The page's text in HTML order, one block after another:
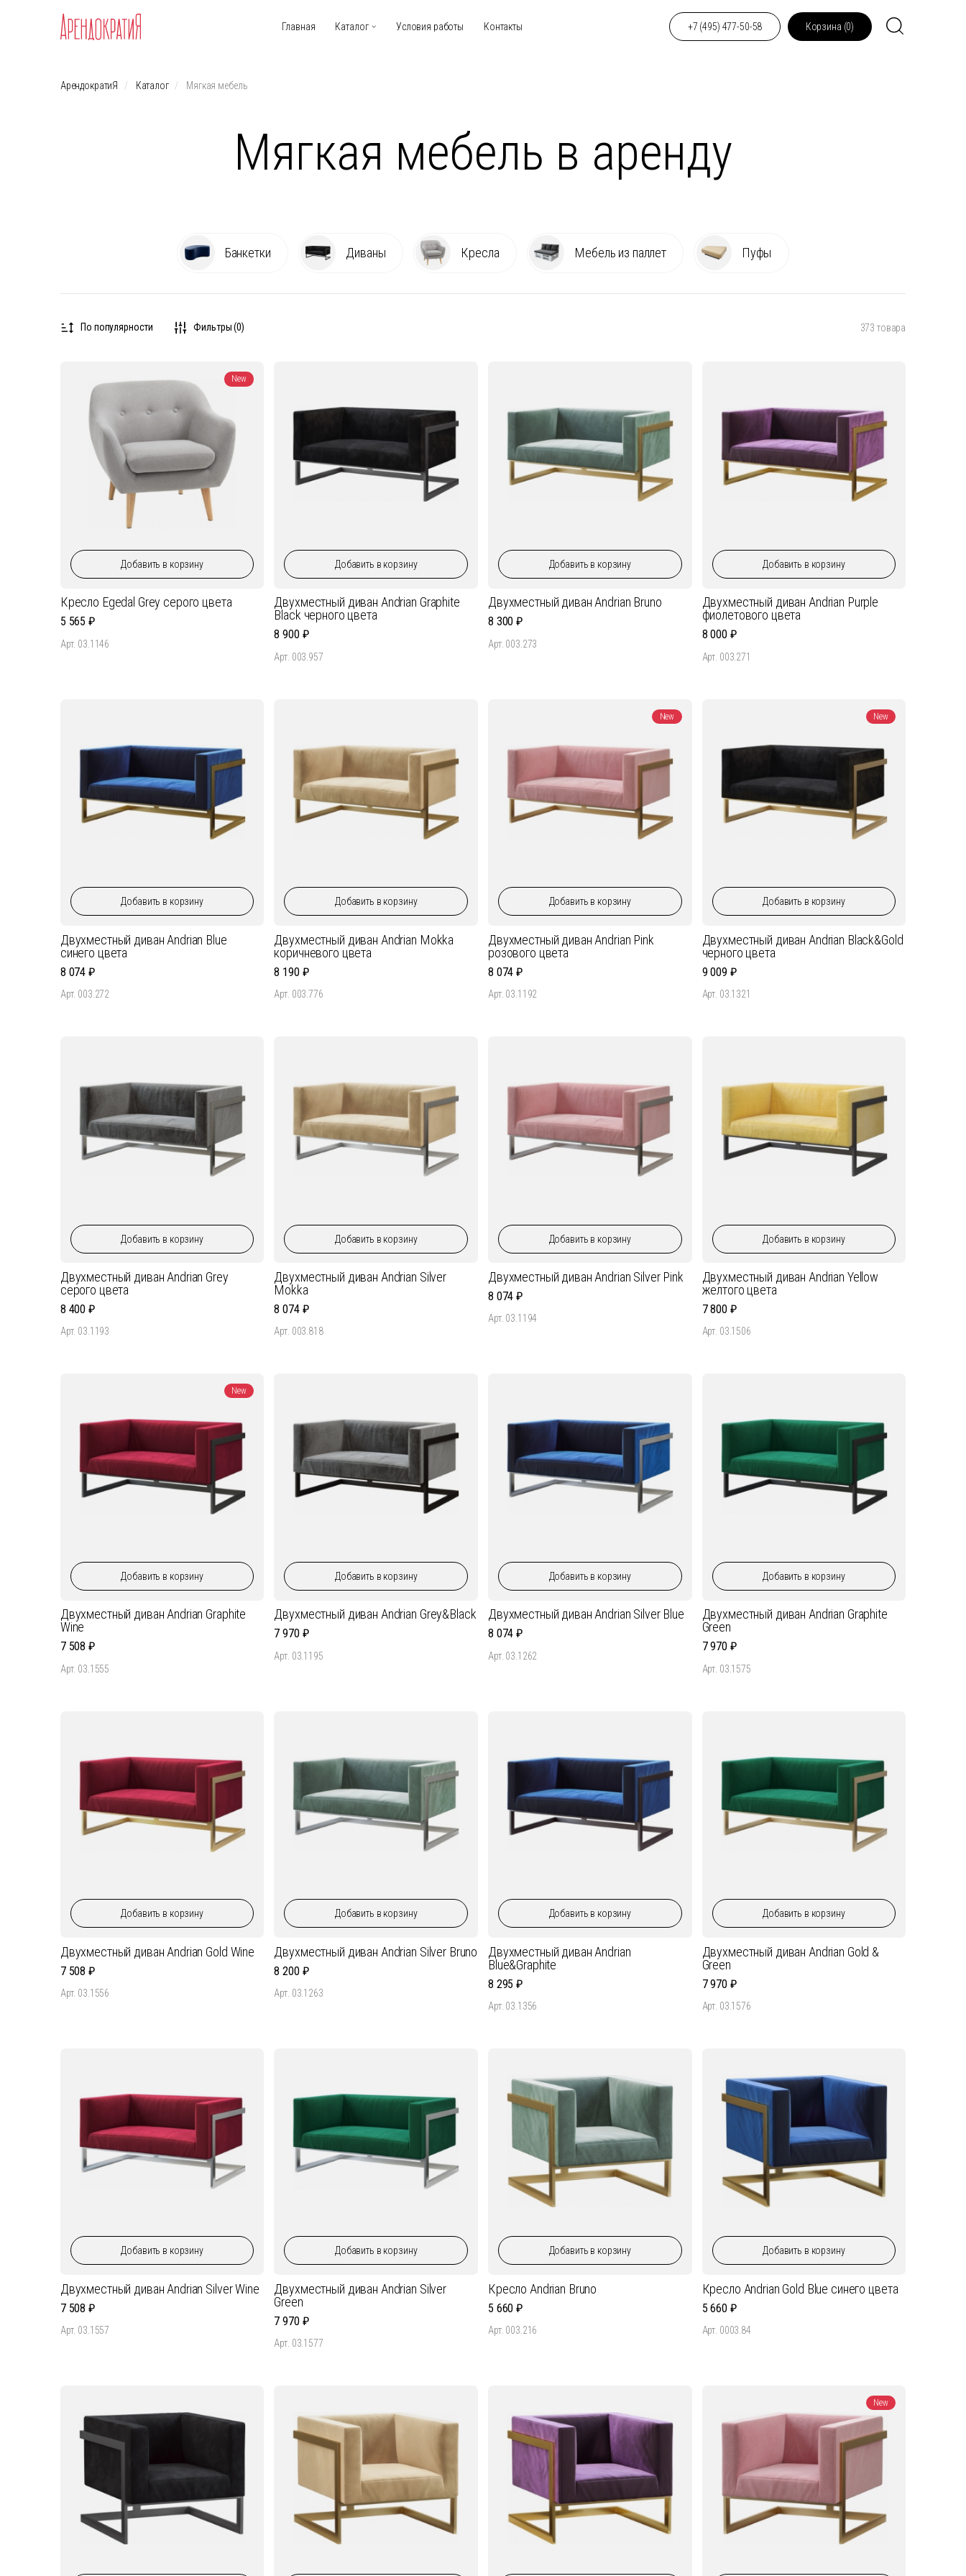
Главная Каталог Условия работы Контакты +7 (495) 477-50-58 Корзина (0)
АрендократиЯ Каталог Мягкая мебель
Мягкая мебель в аренду
Банкетки Диваны Кресла Мебель из паллет Пуфы
По популярности Фильтры (0) 373 товара
Добавить в корзину
New
Кресло Egedal Grey серого цвета
5 565
Арт. 03.1146
Добавить в корзину
Двухместный диван Andrian Graphite
Black черного цвета
8 900
Арт. 003.957
Добавить в корзину
Двухместный диван Andrian Bruno
8 300
Арт. 003.273
Добавить в корзину
Двухместный диван Andrian Purple
фиолетового цвета
8 000
Арт. 003.271
Добавить в корзину
Двухместный диван Andrian Blue
синего цвета
8 074
Арт. 003.272
Добавить в корзину
Двухместный диван Andrian Mokka
коричневого цвета
8 190
Арт. 003.776
Добавить в корзину
New
Двухместный диван Andrian Pink
розового цвета
8 074
Арт. 03.1192
Добавить в корзину
New
Двухместный диван Andrian Black&Gold
черного цвета
9 009
Арт. 03.1321
Добавить в корзину
Двухместный диван Andrian Grey
серого цвета
8 400
Арт. 03.1193
Добавить в корзину
Двухместный диван Andrian Silver
Mokka
8 074
Арт. 003.818
Добавить в корзину
Двухместный диван Andrian Silver Pink
8 074
Арт. 03.1194
Добавить в корзину
Двухместный диван Andrian Yellow
желтого цвета
7 800
Арт. 03.1506
Добавить в корзину
New
Двухместный диван Andrian Graphite
Wine
7 508
Арт. 03.1555
Добавить в корзину
Двухместный диван Andrian Grey&Black
7 970
Арт. 03.1195
Добавить в корзину
Двухместный диван Andrian Silver Blue
8 074
Арт. 03.1262
Добавить в корзину
Двухместный диван Andrian Graphite
Green
7 970
Арт. 03.1575
Добавить в корзину
Двухместный диван Andrian Gold Wine
7 508
Арт. 03.1556
Добавить в корзину
Двухместный диван Andrian Silver Bruno
8 200
Арт. 03.1263
Добавить в корзину
Двухместный диван Andrian
Blue&Graphite
8 295
Арт. 03.1356
Добавить в корзину
Двухместный диван Andrian Gold &
Green
7 970
Арт. 03.1576
Добавить в корзину
Двухместный диван Andrian Silver Wine
7 508
Арт. 03.1557
Добавить в корзину
Двухместный диван Andrian Silver
Green
7 970
Арт. 03.1577
Добавить в корзину
Кресло Andrian Bruno
5 660
Арт. 003.216
Добавить в корзину
Кресло Andrian Gold Blue синего цвета
5 660
Арт. 0003.84
New